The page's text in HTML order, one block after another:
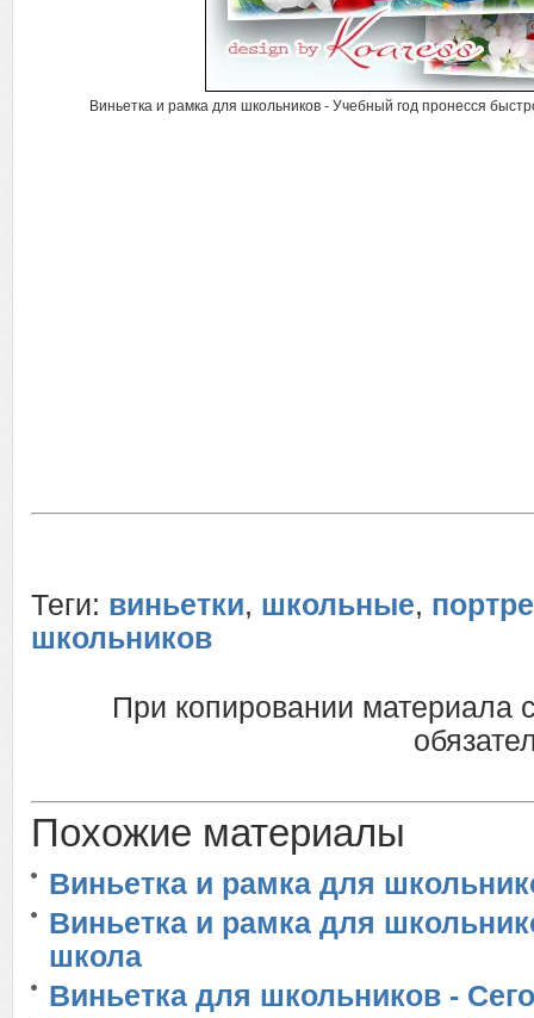
Виньетка и рамка для школьников - Учебный год пронесся
Теги: виньетки, школьные,
школьников
При копировании материала
Похожие материалы
Виньетка и рамка для
Виньетка и рамка для
школа
Виньетка для школьников -